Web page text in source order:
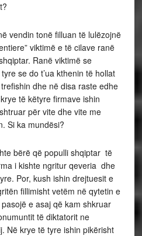
vendin tonë filluan të lulëzojnë
viktimë e të cilave ranë
Ranë viktimë se
se do t’ua kthenin të hollat
dhe në disa raste edhe
të këtyre firmave ishin
për vite dhe vite me
Si ka mundësi?
bërë që populli shqiptar të
i kishte ngritur qeveria dhe
Por, kush ishin drejtuesit e
fillimisht vetëm në qytetin e
e asaj që kam shkruar
të diktatorit ne
Në krye të tyre ishin pikërisht